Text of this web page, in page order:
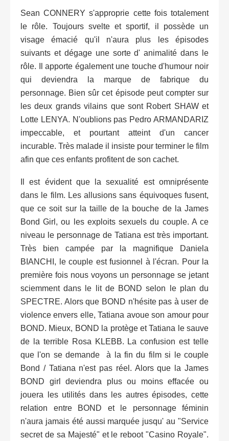
Sean CONNERY s'approprie cette fois totalement
le rôle. Toujours svelte et sportif, il possède un
visage émacié qu'il n'aura plus les épisodes
suivants et dégage une sorte d' animalité dans le
rôle. Il apporte également une touche d'humour noir
qui deviendra la marque de fabrique du
personnage. Bien sûr cet épisode peut compter sur
les deux grands vilains que sont Robert SHAW et
Lotte LENYA. N'oublions pas Pedro ARMANDARIZ
impeccable, et pourtant atteint d'un cancer
incurable. Très malade il insiste pour terminer le film
afin que ces enfants profitent de son cachet.
Il est évident que la sexualité est omniprésente
dans le film. Les allusions sans équivoques fusent,
que ce soit sur la taille de la bouche de la James
Bond Girl, ou les exploits sexuels du couple. A ce
niveau le personnage de Tatiana est très important.
Très bien campée par la magnifique Daniela
BIANCHI, le couple est fusionnel à l'écran. Pour la
première fois nous voyons un personnage se jetant
sciemment dans le lit de BOND selon le plan du
SPECTRE. Alors que BOND n'hésite pas à user de
violence envers elle, Tatiana avoue son amour pour
BOND. Mieux, BOND la protège et Tatiana le sauve
de la terrible Rosa KLEBB. La confusion est telle
que l'on se demande à la fin du film si le couple
Bond / Tatiana n'est pas réel. Alors que la James
BOND girl deviendra plus ou moins effacée ou
jouera les utilités dans les autres épisodes, cette
relation entre BOND et le personnage féminin
n'aura jamais été aussi marquée jusqu' au "Service
secret de sa Majesté" et le reboot "Casino Royale".